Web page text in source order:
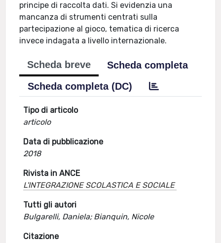
principe di raccolta dati. Si evidenzia una
mancanza di strumenti centrati sulla
partecipazione al gioco, tematica di ricerca
invece indagata a livello internazionale.
Scheda breve
Scheda completa
Scheda completa (DC)
Tipo di articolo
articolo
Data di pubblicazione
2018
Rivista in ANCE
L'INTEGRAZIONE SCOLASTICA E SOCIALE
Tutti gli autori
Bulgarelli, Daniela; Bianquin, Nicole
Citazione